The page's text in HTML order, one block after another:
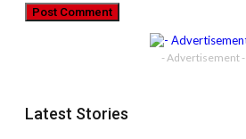
- Advertisement -
Latest Stories